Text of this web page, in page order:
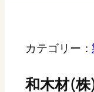
カテゴリー：
和木材(株